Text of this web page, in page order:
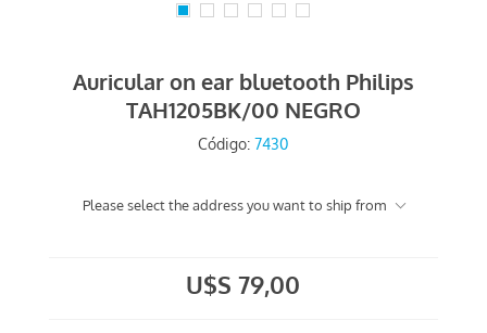
Auricular on ear bluetooth Philips
TAH1205BK/00 NEGRO
Código: 7430
Please select the address you want to ship from
U$S 79,00